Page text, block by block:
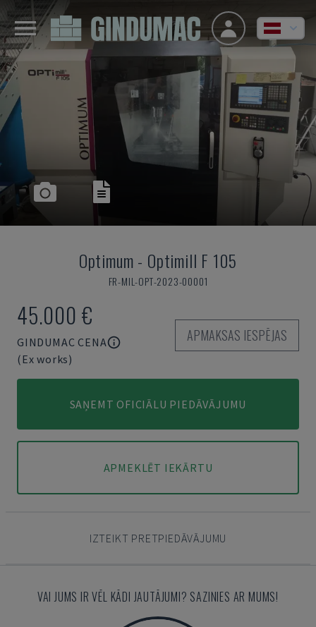
Optimum- Optimill F 105
FR-MIL-OPT-2023-00001
45.000 €
GINDUMAC CENA
(Ex works)
APMAKSAS IESPĒJAS
SAŅEMT OFICIĀLU PIEDĀVĀJUMU
APMEKLĒT IEKĀRTU
IZTEIKT PRETPIEDĀVĀJUMU
VAI JUMS IR VĒL KĀDI JAUTĀJUMI? SAZINIES AR MUMS!